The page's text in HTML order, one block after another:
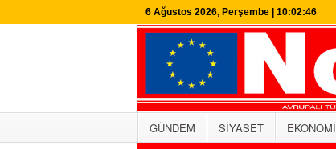
6 Ağustos 2026, Perşembe | 10:02:47
GÜNDEM SİYASET EKONOMİ